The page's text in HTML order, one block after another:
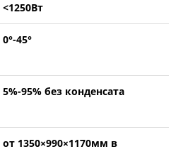
<1250Вт
0°-45°
5%-95% без конденсата
от 1350×990×1170мм в